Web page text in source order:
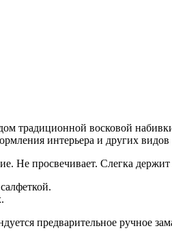
традиционной восковой
интерьера и других видов
Не просвечивает. Слегка
предварительное ручное